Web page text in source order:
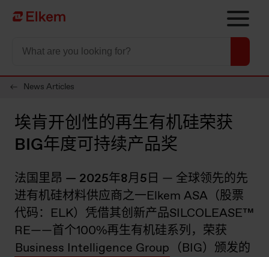
Skip to main content
To start page
News Articles
埃肯开创性的再生有机硅荣获
BIG年度可持续产品奖
法国里昂 — 2025年8月5日 — 全球领先的先
进有机硅材料供应商之一Elkem ASA（股票
代码：ELK）凭借其创新产品SILCOLEASE™
RE——首个100%再生有机硅系列，荣获
Business Intelligence Group （BIG）颁发的